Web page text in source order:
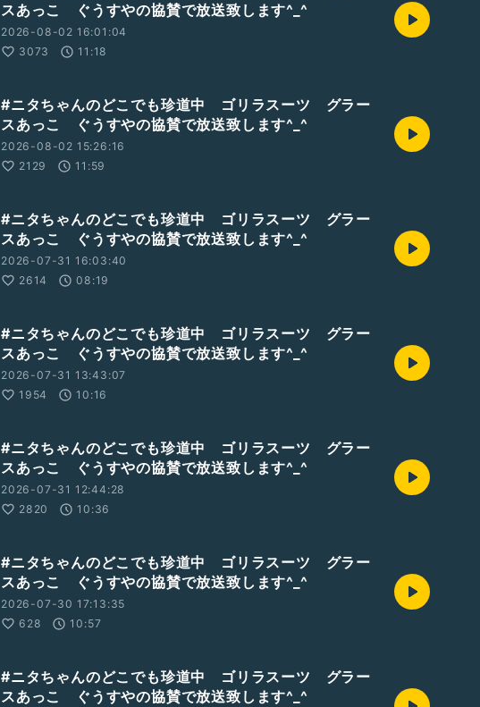
スあっこ ぐうすやの協賛で放送致します^_^
2026-08-02 16:01:04
3073
11:18
#ニタちゃんのどこでも珍道中 ゴリラスーツ グラー
スあっこ ぐうすやの協賛で放送致します^_^
2026-08-02 15:26:16
2129
11:59
#ニタちゃんのどこでも珍道中 ゴリラスーツ グラー
スあっこ ぐうすやの協賛で放送致します^_^
2026-07-31 16:03:40
2614
08:19
#ニタちゃんのどこでも珍道中 ゴリラスーツ グラー
スあっこ ぐうすやの協賛で放送致します^_^
2026-07-31 13:43:07
1954
10:16
#ニタちゃんのどこでも珍道中 ゴリラスーツ グラー
スあっこ ぐうすやの協賛で放送致します^_^
2026-07-31 12:44:28
2820
10:36
#ニタちゃんのどこでも珍道中 ゴリラスーツ グラー
スあっこ ぐうすやの協賛で放送致します^_^
2026-07-30 17:13:35
628
10:57
#ニタちゃんのどこでも珍道中 ゴリラスーツ グラー
スあっこ ぐうすやの協賛で放送致します^_^